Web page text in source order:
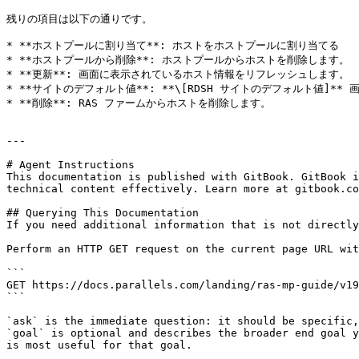
残りの項目は以下の通りです。
* **ホストプールに割り当て**: ホストをホストプールに割り当てる
* **ホストプールから削除**: ホストプールからホストを削除します。
* **更新**: 画面に表示されているホスト情報をリフレッシュします。
* **サイトのデフォルト値**: **\[RDSH サイトのデフォルト値]** 画面
* **削除**: RAS ファームからホストを削除します。
---
# Agent Instructions
This documentation is published with GitBook. GitBook
technical content effectively. Learn more at
## Querying This Documentation
If you need additional information that is not directly
Perform an HTTP GET request on the current page
```
GET https://docs.parallels.com/landing/ras-mp-guide/
```
`ask` is the immediate question: it should be
`goal` is optional and describes the broader end
is most useful for that goal.